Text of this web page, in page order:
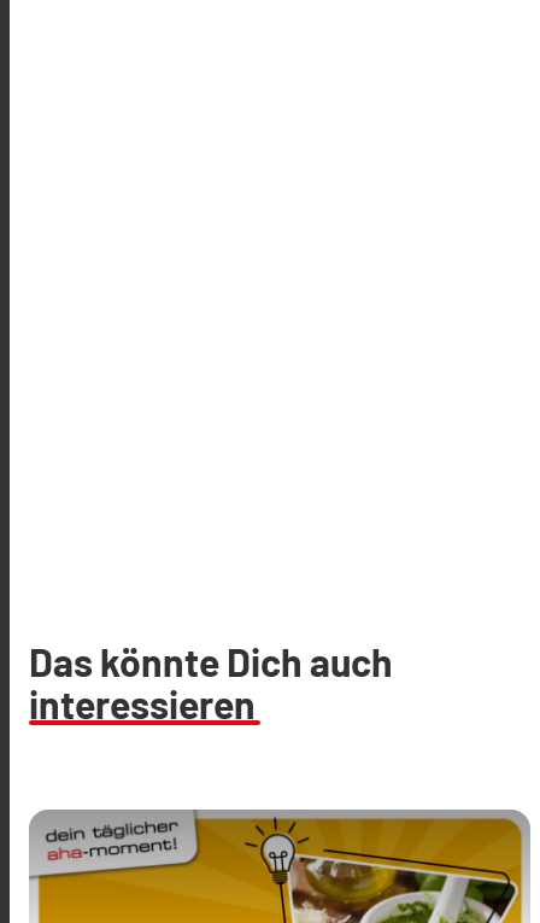
Das könnte Dich auch
interessieren